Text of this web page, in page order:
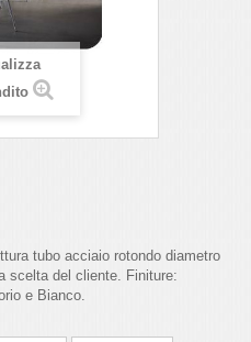
tubo acciaio rotondo diametro
scelta del cliente. Finiture:
e Bianco.